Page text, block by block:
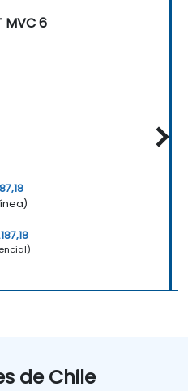
MVC 6
de Chile